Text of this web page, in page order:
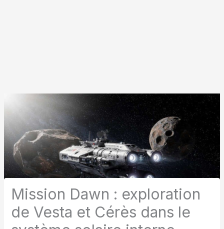
Mission Dawn : exploration
de Vesta et Cérès dans le